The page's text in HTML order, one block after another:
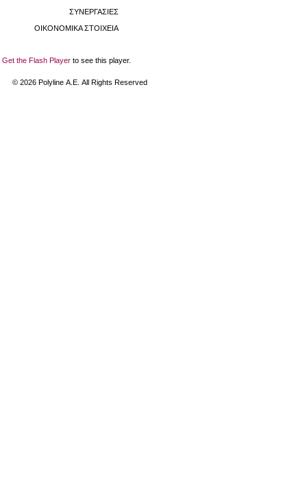
ΣΥΝΕΡΓΑΣΙΕΣ
ΟΙΚΟΝΟΜΙΚΑ ΣΤΟΙΧΕΙΑ
Get the Flash Player to see this player.
© 2026 Polyline Α.Ε. All Rights Reserved